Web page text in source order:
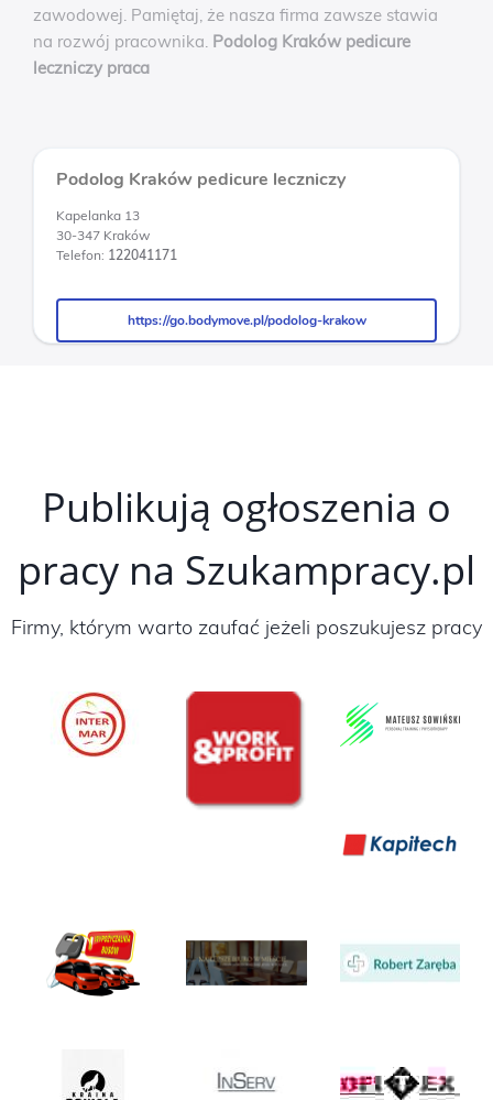
zawodowej. Pamiętaj, że nasza firma zawsze stawia
na rozwój pracownika. Podolog Kraków pedicure
leczniczy praca
Podolog Kraków pedicure leczniczy
Kapelanka 13
30-347 Kraków
Telefon: 122041171
https://go.bodymove.pl/podolog-krakow
https://go.bodymove.pl/podolog-krakow
Publikują ogłoszenia o
pracy na Szukampracy.pl
Firmy, którym warto zaufać jeżeli poszukujesz pracy